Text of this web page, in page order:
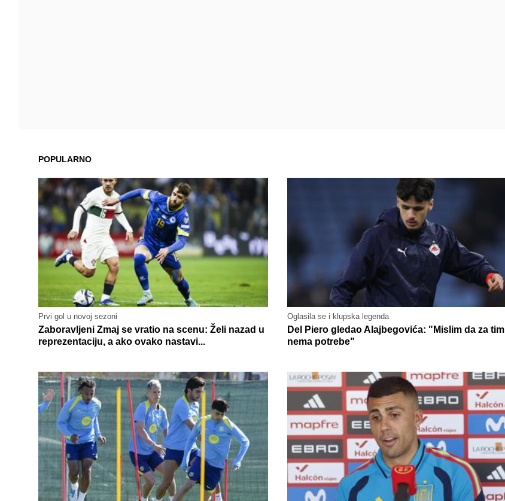
POPULARNO
Prvi gol u novoj sezoni
Zaboravljeni Zmaj se vratio na scenu: Želi nazad u
reprezentaciju, a ako ovako nastavi...
Oglasila se i klupska legenda
Del Piero gledao Alajbegovića: "Mislim da za tim
nema potrebe"